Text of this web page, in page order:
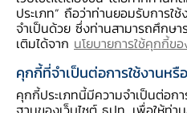
ช่วงที่เหลือของปีนี้มาจากจีดีพี
ตัวแรง แต่ปัจจัยรองที่สำคัญที่
พัฒนาการของเศรษฐกิจโลกค
โดยล่าสุดนักวิเคราะห์ต่างชาติ
นี้จะเป็นช่วงเวลาที่ดีของเศรษฐกิ
ที่ว่าเราจะเห็นเศรษฐกิจโลกกลั
ประเภท” ถือว่าท่านยอมรับการ
จำเป็นด้วย ซึ่งท่านสามารถศึกษา
เติมได้จาก นโยบายการใช้คุกกี้ข
คุกกี้ที่จำเป็นต่อการใช้งานหรื
คุกกี้ประเภทนี้มีความจำเป็นต่อก